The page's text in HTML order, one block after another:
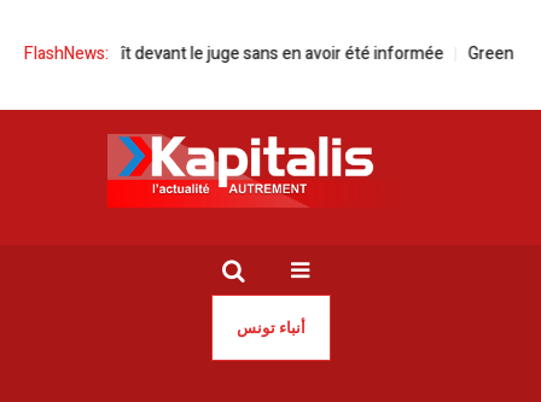
FlashNews:devant le juge sans en avoir été informée Green Forward
أنباء تونس